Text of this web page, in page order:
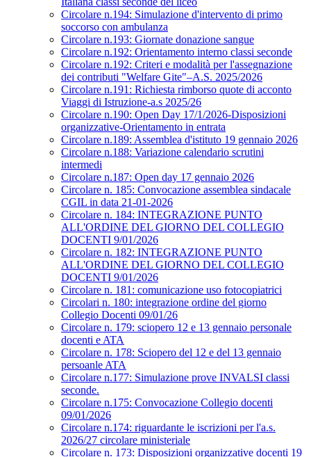
Circolare n.194: Simulazione d'intervento di primo
soccorso con ambulanza
Circolare n.193: Giornate donazione sangue
Circolare n.192: Orientamento interno classi seconde
Circolare n.192: Criteri e modalità per l'assegnazione
dei contributi "Welfare Gite"–A.S. 2025/2026
Circolare n.191: Richiesta rimborso quote di acconto
Viaggi di Istruzione-a.s 2025/26
Circolare n.190: Open Day 17/1/2026-Disposizioni
organizzative-Orientamento in entrata
Circolare n.189: Assemblea d'istituto 19 gennaio 2026
Circolare n.188: Variazione calendario scrutini
intermedi
Circolare n.187: Open day 17 gennaio 2026
Circolare n. 185: Convocazione assemblea sindacale
CGIL in data 21-01-2026
Circolare n. 184: INTEGRAZIONE PUNTO
ALL'ORDINE DEL GIORNO DEL COLLEGIO
DOCENTI 9/01/2026
Circolare n. 182: INTEGRAZIONE PUNTO
ALL'ORDINE DEL GIORNO DEL COLLEGIO
DOCENTI 9/01/2026
Circolare n. 181: comunicazione uso fotocopiatrici
Circolari n. 180: integrazione ordine del giorno
Collegio Docenti 09/01/26
Circolare n. 179: sciopero 12 e 13 gennaio personale
docenti e ATA
Circolare n. 178: Sciopero del 12 e del 13 gennaio
persoanle ATA
Circolare n.177: Simulazione prove INVALSI classi
seconde.
Circolare n.175: Convocazione Collegio docenti
09/01/2026
Circolare n.174: riguardante le iscrizioni per l'a.s.
2026/27 circolare ministeriale
Circolare n. 173: Disposizioni organizzative docenti 19